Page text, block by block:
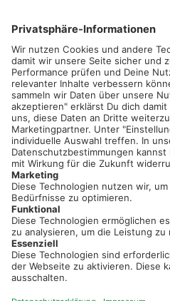
02501
Sei immer auf
Neue Features, spannende
Registriere
einfach und